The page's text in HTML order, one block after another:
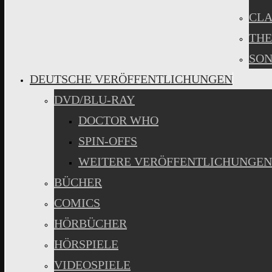
DEUTSCHE VERÖFFENTLICHUNGEN
DVD/BLU-RAY
DOCTOR WHO
SPIN-OFFS
WEITERE VERÖFFENTLICHUNGEN
BÜCHER
COMICS
HÖRBÜCHER
HÖRSPIELE
VIDEOSPIELE